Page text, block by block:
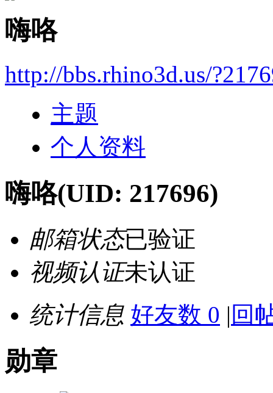
嗨咯
http://bbs.rhino3d.us/
主题
个人资料
嗨咯(UID: 217696)
邮箱状态已验证
视频认证未认证
统计信息 好友数 0 | 回
勋章